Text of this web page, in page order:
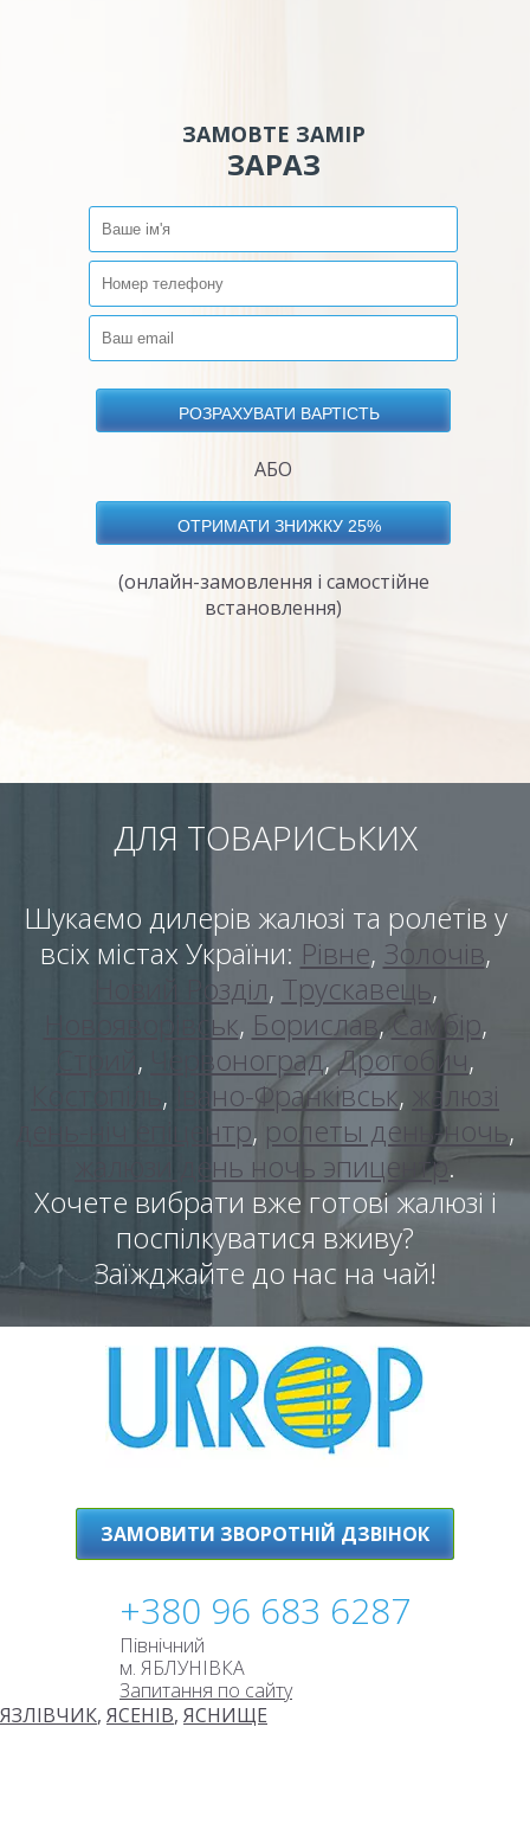
ЗАМОВТЕ ЗАМІР
ЗАРАЗ
АБО
(онлайн-замовлення і самостійне
встановлення)
ДЛЯ ТОВАРИСЬКИХ
Шукаємо дилерів жалюзі та ролетів у
всіх містах України: Рівне, Золочів,
Новий Розділ, Трускавець,
Новояворівськ, Борислав, Самбір,
, Червоноград,Дрогобич,
, Івано-Франківськ,
жалюзі
день-ніч епіцентр, ролеты день-ночь,
жалюзи день ночь эпицентр.
Хочете вибрати вже готові жалюзі і
поспілкуватися вживу?
Заїжджайте до нас на чай!
ЗАМОВИТИ ЗВОРОТНІЙ ДЗВІНОК
+380 96 683 6287
Північний
м. ЯБЛУНІВКА
Запитання по сайту
ЯЗЛІВЧИК, ЯСЕНІВ, ЯСНИЩЕ